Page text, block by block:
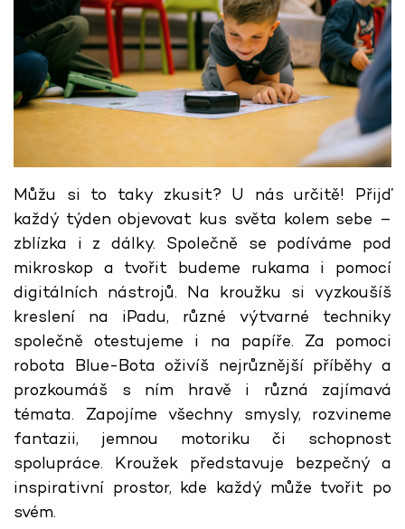
Můžu si to taky zkusit? U nás určitě! Přijď
každý týden objevovat kus světa kolem sebe –
zblízka i z dálky. Společně se podíváme pod
mikroskop a tvořit budeme rukama i pomocí
digitálních nástrojů. Na kroužku si vyzkoušíš
kreslení na iPadu, různé výtvarné techniky
společně otestujeme i na papíře. Za pomoci
robota Blue-Bota oživíš nejrůznější příběhy a
prozkoumáš s ním hravě i různá zajímavá
témata. Zapojíme všechny smysly, rozvineme
fantazii, jemnou motoriku či schopnost
spolupráce. Kroužek představuje bezpečný a
inspirativní prostor, kde každý může tvořit po
svém.